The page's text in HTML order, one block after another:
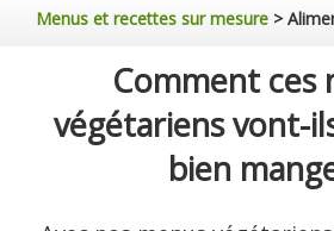
Menus et recettes sur mesure >
Comment ces
végétariens vont-
bien